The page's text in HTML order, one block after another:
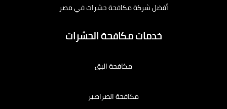
أفضل شركة مكافحة حشرات في مصر
خدمات مكافحة الحشرات
مكافحة البق
مكافحة الصراصير